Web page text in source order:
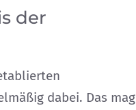
der
dabei. Das mag